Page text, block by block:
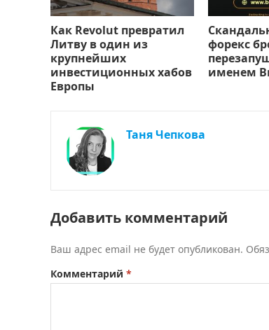
Как Revolut превратил
Литву в один из
крупнейших
инвестиционных хабов
Европы
форекс
именем
Таня Чепкова
Добавить комментарий
Ваш адрес email не будет опубликован.
Комментарий *